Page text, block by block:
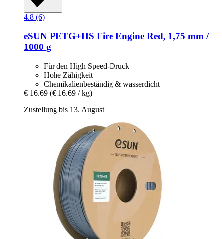
4.8 (6)
eSUN PETG+HS Fire Engine Red, 1,75 mm /
1000 g
Für den High Speed-Druck
Hohe Zähigkeit
Chemikalienbeständig & wasserdicht
€ 16,69 (€ 16,69 / kg)
Zustellung bis 13. August